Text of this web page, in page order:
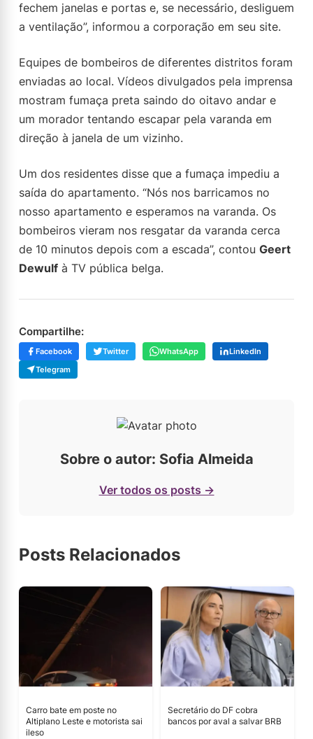
fechem janelas e portas e, se necessário, desliguem
a ventilação”, informou a corporação em seu site.
Equipes de bombeiros de diferentes distritos foram
enviadas ao local. Vídeos divulgados pela imprensa
mostram fumaça preta saindo do oitavo andar e
um morador tentando escapar pela varanda em
direção à janela de um vizinho.
Um dos residentes disse que a fumaça impediu a
saída do apartamento. “Nós nos barricamos no
nosso apartamento e esperamos na varanda. Os
bombeiros vieram nos resgatar da varanda cerca
de 10 minutos depois com a escada”, contou Geert
Dewulf à TV pública belga.
Compartilhe:
Facebook Twitter WhatsApp
LinkedIn
Telegram
Sobre o autor: Sofia Almeida
Ver todos os posts →
Posts Relacionados
Carro bate em poste no
Altiplano Leste e motorista sai
ileso
Secretário do DF cobra
bancos por aval a salvar BRB